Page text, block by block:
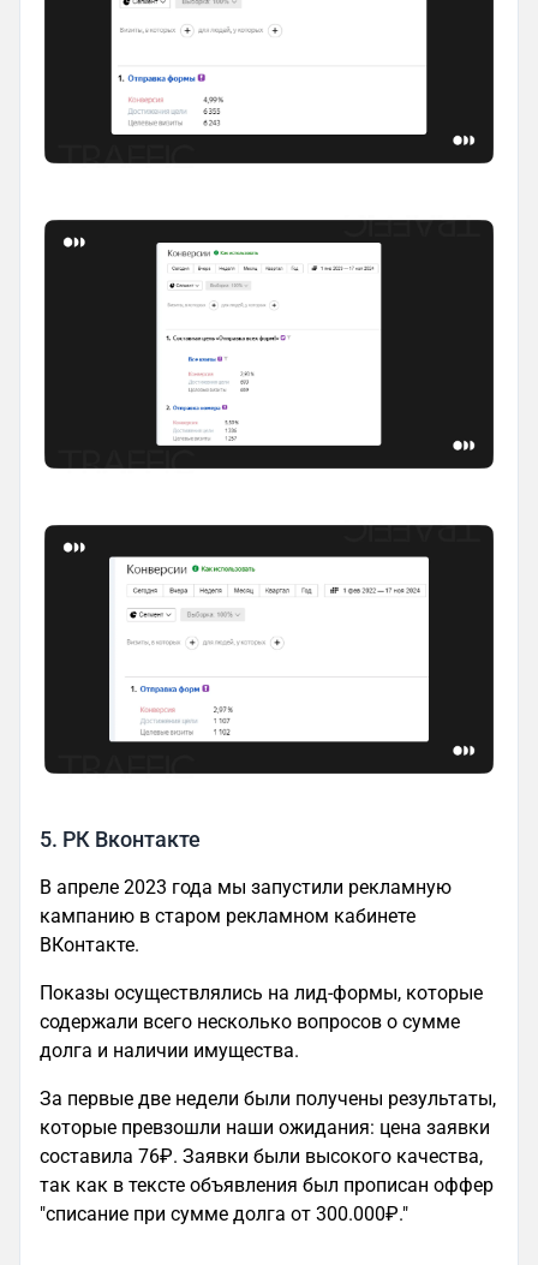
5. РК Вконтакте
В апреле 2023 года мы запустили рекламную
кампанию в старом рекламном кабинете
ВКонтакте.
Показы осуществлялись на лид-формы, которые
содержали всего несколько вопросов о сумме
долга и наличии имущества.
За первые две недели были получены результаты,
которые превзошли наши ожидания: цена заявки
составила 76₽. Заявки были высокого качества,
так как в тексте объявления был прописан оффер
"списание при сумме долга от 300.000₽."